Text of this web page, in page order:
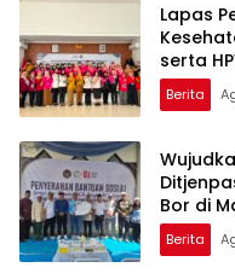
Lapas
serta
Binaan
Berita
Bor di
Berita